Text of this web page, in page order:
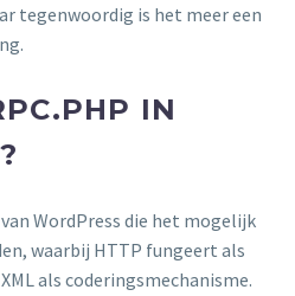
tegenwoordig is het meer een
IN
WordPress die het mogelijk
waarbij HTTP fungeert als
als coderingsmechanisme.